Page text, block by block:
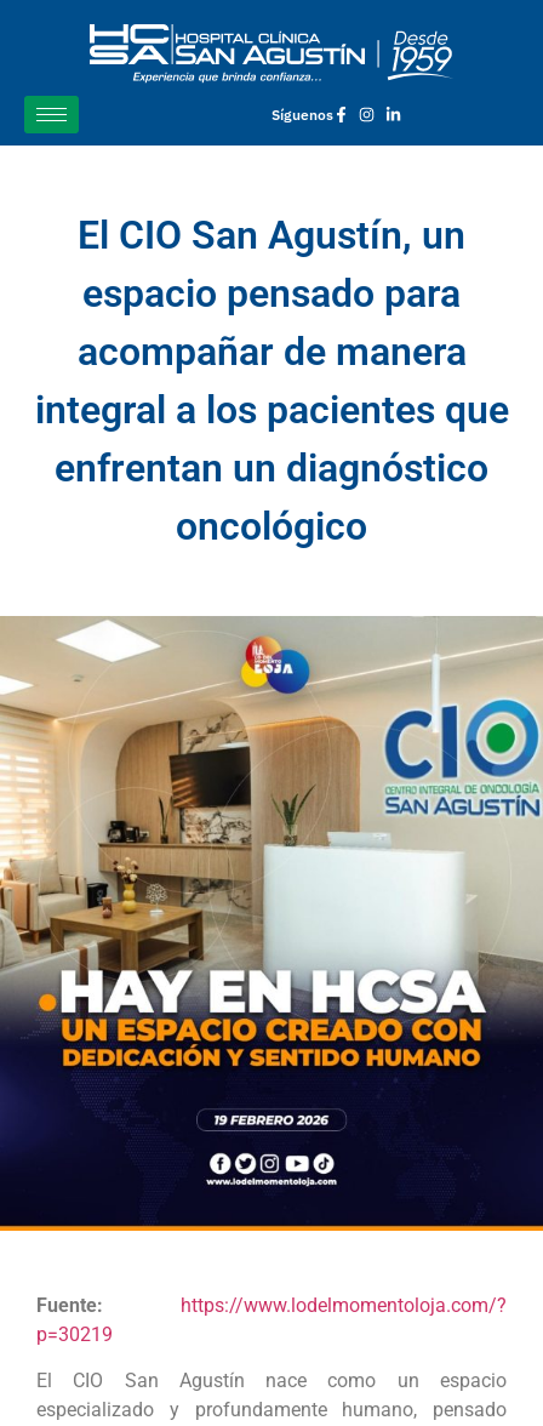
Síguenos
El CIO San Agustín, un
espacio pensado para
acompañar de manera
integral a los pacientes que
enfrentan un diagnóstico
oncológico
Fuente:
https://www.lodelmomentoloja.com/?
p=30219
El CIO San Agustín nace como un espacio
especializado y profundamente humano, pensado